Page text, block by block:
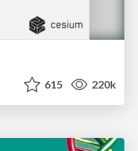
615 220k